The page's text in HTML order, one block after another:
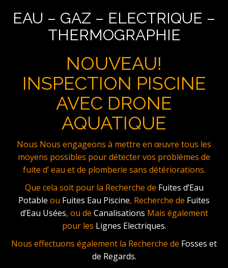
EAU – GAZ – ELECTRIQUE –
THERMOGRAPHIE
NOUVEAU!
INSPECTION PISCINE
AVEC DRONE
AQUATIQUE
Nous Nous engageons à mettre en œuvre tous les
moyens possibles pour détecter vos problèmes de
fuite d’ eau et de plomberie sans détériorations.
Que cela soit pour la Recherche de Fuites d’Eau
Potable ou Fuites Eau Piscine, Recherche de Fuites
d’Eau Usées, ou de Canalisations Mais également
pour les Lignes Electriques.
Nous effectuons également la Recherche de Fosses et
de Regards.